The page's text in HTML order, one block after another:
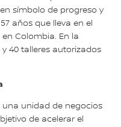
símbolo de progreso y
años que lleva en el
Colombia. En la
40 talleres autorizados
una unidad de negocios
de acelerar el